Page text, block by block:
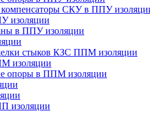
СКУ в ППУ
изоляции
в ППУ изоляции
стыков КЗС ППМ изоляции
изоляции
опоры в ППМ изоляции
изоляции